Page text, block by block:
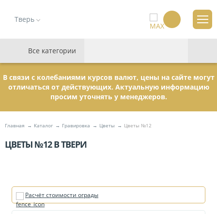
Тверь
Все категории
В связи с колебаниями курсов валют, цены на сайте могут
отличаться от действующих. Актуальную информацию
просим уточнять у менеджеров.
Главная Каталог Гравировка Цветы Цветы №12
ЦВЕТЫ №12 В ТВЕРИ
Расчёт стоимости ограды